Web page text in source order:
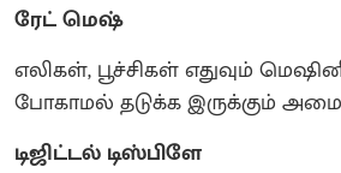
ரேட் மெஷ்
எலிகள், பூச்சிகள் எதுவும்
போகாமல் தடுக்க இருக்கும்
டிஜிட்டல் டிஸ்பிளே